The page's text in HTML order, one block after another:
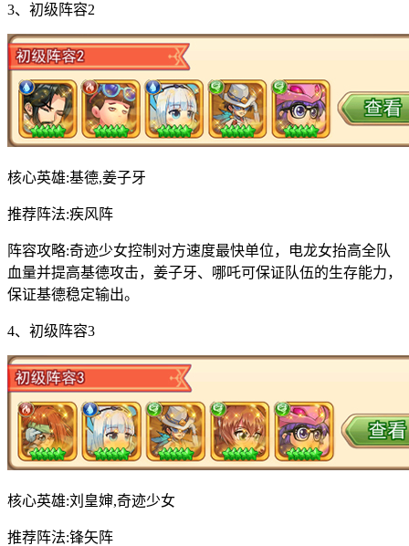
3、初级阵容2
核心英雄:基德,姜子牙
推荐阵法:疾风阵
阵容攻略:奇迹少女控制对方速度最快单位，电龙女抬高全队
血量并提高基德攻击，姜子牙、哪吒可保证队伍的生存能力，
保证基德稳定输出。
4、初级阵容3
核心英雄:刘皇婶,奇迹少女
推荐阵法:锋矢阵